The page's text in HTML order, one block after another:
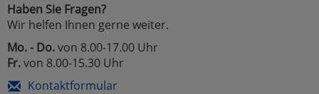
Haben Sie Fragen?
Wir helfen Ihnen gerne weiter.
Mo. - Do.von 8.00-17.00 Uhr
Fr.von 8.00-15.30 Uhr
Kontaktformular